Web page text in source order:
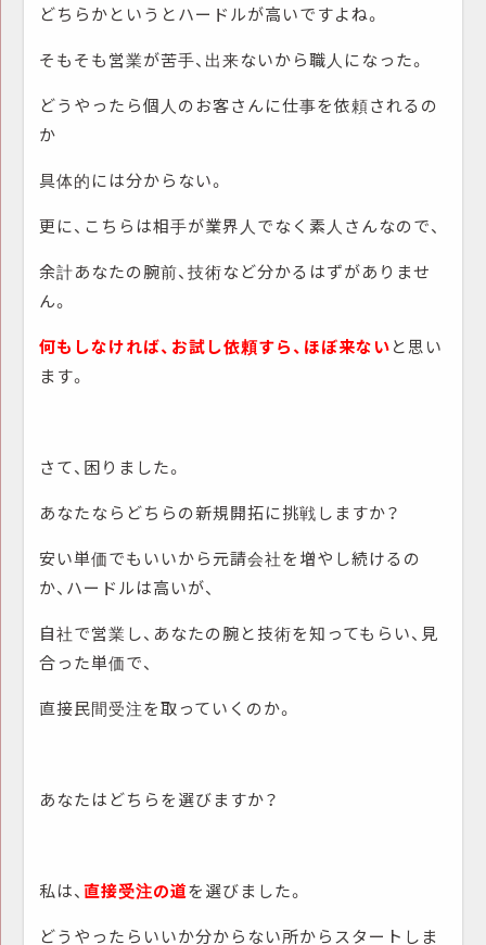
どちらかというとハードルが高いですよね。
そもそも営業が苦手、出来ないから職人になった。
どうやったら個人のお客さんに仕事を依頼されるの
か
具体的には分からない。
更に、こちらは相手が業界人でなく素人さんなので、
余計あなたの腕前、技術など分かるはずがありませ
ん。
何もしなければ、お試し依頼すら、ほぼ来ないと思い
ます。
さて、困りました。
あなたならどちらの新規開拓に挑戦しますか？
安い単価でもいいから元請会社を増やし続けるの
か、ハードルは高いが、
自社で営業し、あなたの腕と技術を知ってもらい、見
合った単価で、
直接民間受注を取っていくのか。
あなたはどちらを選びますか？
私は、直接受注の道を選びました。
どうやったらいいか分からない所からスタートしま